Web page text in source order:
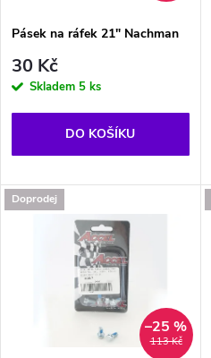
p
r
d
s
p
r
o
d
Pásek na ráfek 21" Nachman
30 Kč
Skladem 5 ks
DO KOŠÍKU
Doprodej
113 Kč
–25 %